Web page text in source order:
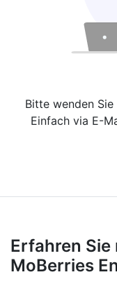
Bitte wenden
Einfach via E-
Erfahren Sie
MoBerries